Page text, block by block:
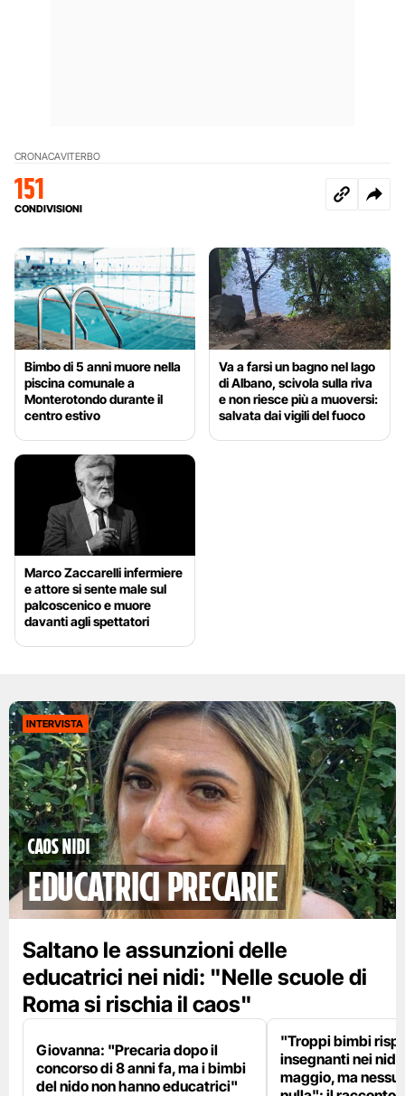
CRONACAVITERBO
151
CONDIVISIONI
Bimbo di 5 anni muore nella
piscina comunale a
Monterotondo durante il
centro estivo
Va a farsi un bagno nel lago
di Albano, scivola sulla riva
e non riesce più a muoversi:
salvata dai vigili del fuoco
Marco Zaccarelli infermiere
e attore si sente male sul
palcoscenico e muore
davanti agli spettatori
INTERVISTA
Caos nidi
educatrici precarie
Saltano le assunzioni delle
educatrici nei nidi: "Nelle scuole di
Roma si rischia il caos"
Giovanna: "Precaria dopo il
concorso di 8 anni fa, ma i bimbi
del nido non hanno educatrici"
"Troppi bimbi
insegnanti nei
maggio, ma